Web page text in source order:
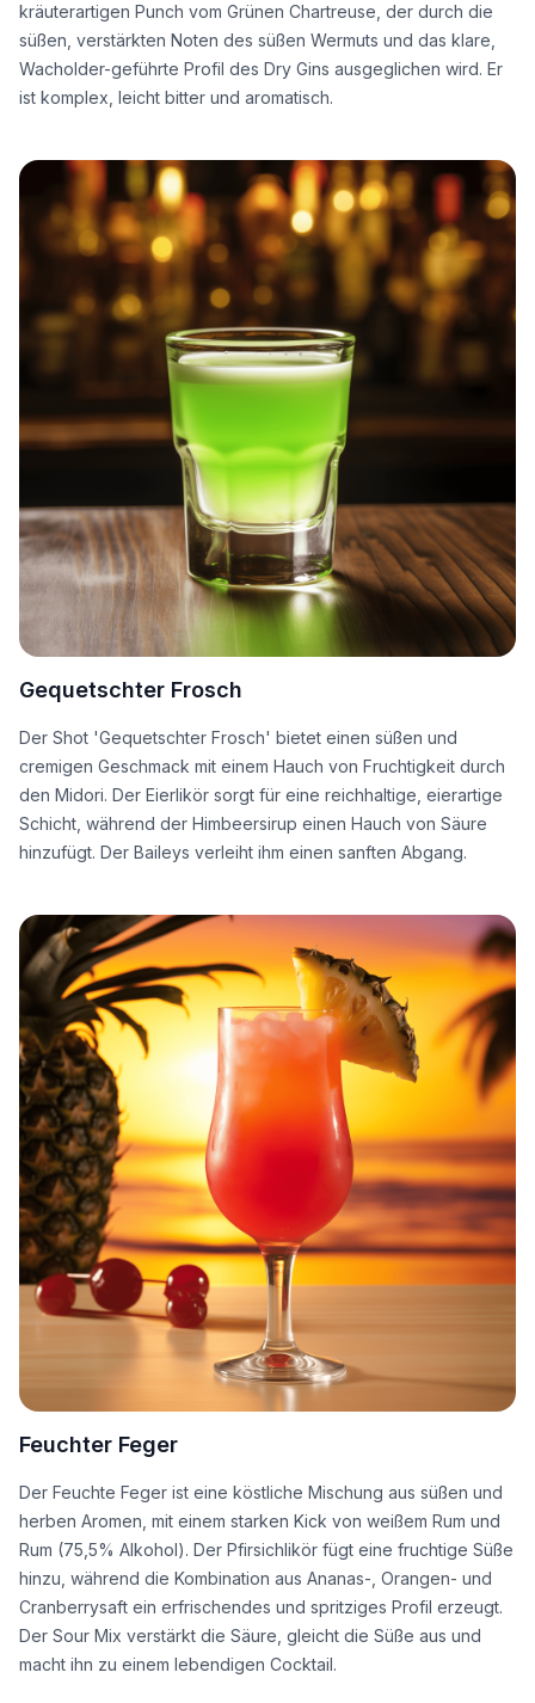
kräuterartigen Punch vom Grünen Chartreuse, der durch die
süßen, verstärkten Noten des süßen Wermuts und das klare,
Wacholder-geführte Profil des Dry Gins ausgeglichen wird. Er
ist komplex, leicht bitter und aromatisch.
Gequetschter Frosch
Der Shot 'Gequetschter Frosch' bietet einen süßen und
cremigen Geschmack mit einem Hauch von Fruchtigkeit durch
den Midori. Der Eierlikör sorgt für eine reichhaltige, eierartige
Schicht, während der Himbeersirup einen Hauch von Säure
hinzufügt. Der Baileys verleiht ihm einen sanften Abgang.
Feuchter Feger
Der Feuchte Feger ist eine köstliche Mischung aus süßen und
herben Aromen, mit einem starken Kick von weißem Rum und
Rum (75,5% Alkohol). Der Pfirsichlikör fügt eine fruchtige Süße
hinzu, während die Kombination aus Ananas-, Orangen- und
Cranberrysaft ein erfrischendes und spritziges Profil erzeugt.
Der Sour Mix verstärkt die Säure, gleicht die Süße aus und
macht ihn zu einem lebendigen Cocktail.